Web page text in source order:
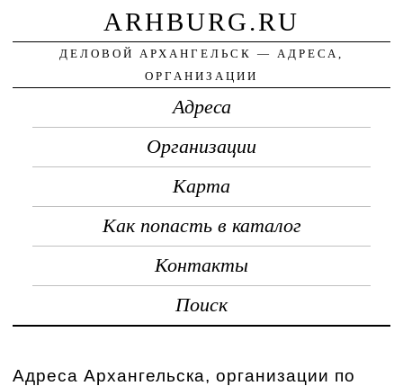
ARHBURG.RU
ДЕЛОВОЙ АРХАНГЕЛЬСК — АДРЕСА,
ОРГАНИЗАЦИИ
Адреса
Организации
Карта
Как попасть в каталог
Контакты
Поиск
Адреса Архангельска, организации по